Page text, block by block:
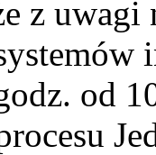
z uwagi
od